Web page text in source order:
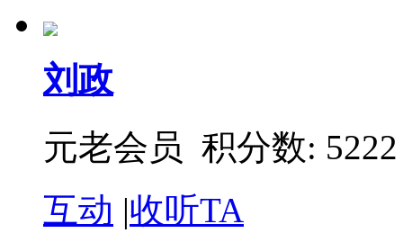
刘政
元老会员 积分数: 5222
互动 |收听TA